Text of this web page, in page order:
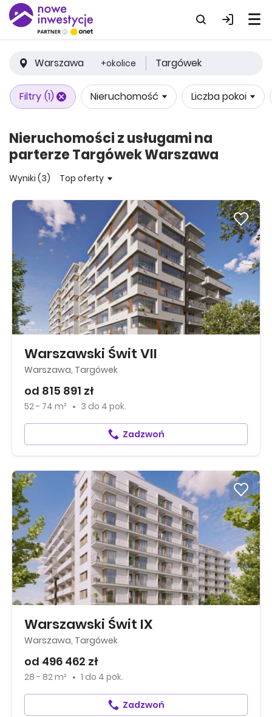
Warszawa +okolice Targówek
Filtry (1) Nieruchomość Liczba pokoi
Nieruchomości z usługami na
parterze Targówek Warszawa
Wyniki (3) Top oferty
Warszawski Świt VII
Warszawa, Targówek
od 815 891 zł
52 - 74 m² 3 do 4 pok.
Zadzwoń
Warszawski Świt IX
Warszawa, Targówek
od 496 462 zł
28 - 82 m² 1 do 4 pok.
Zadzwoń